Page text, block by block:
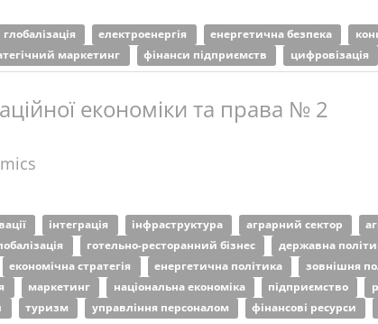
глобалізація електроенергія енергетична безпека
маркетинг фінанси підприємств цифровізація
економіки та права № 2
інтеграція інфраструктура аграрний сектор
готельно-ресторанний бізнес державна
економічна стратегія енергетична політика зовнішня
маркетинг національна економіка підприємство
туризм управління персоналом фінансові ресурси